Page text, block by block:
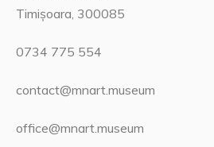
Timișoara, 300085
0734 775 554
contact@mnart.museum
office@mnart.museum